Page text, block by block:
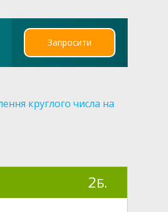
Запросити
круглого числа на
2Б.